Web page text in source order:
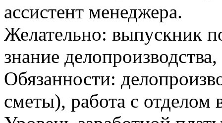
ассистент менеджера.
Желательно: выпускник
знание
Обязанности:
сметы), работа с отделом